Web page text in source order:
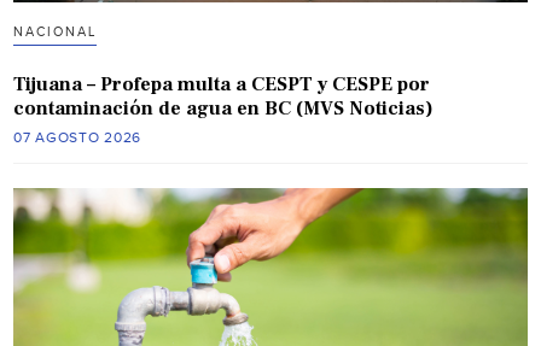
NACIONAL
Tijuana – Profepa multa a CESPT y CESPE por
contaminación de agua en BC (MVS Noticias)
07 AGOSTO 2026